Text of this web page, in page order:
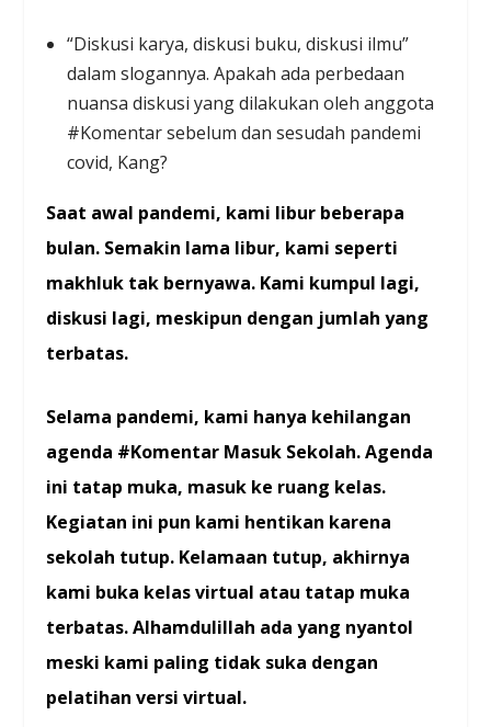
“Diskusi karya, diskusi buku, diskusi ilmu”
dalam slogannya. Apakah ada perbedaan
nuansa diskusi yang dilakukan oleh anggota
#Komentar sebelum dan sesudah pandemi
covid, Kang?
Saat awal pandemi, kami libur beberapa
bulan. Semakin lama libur, kami seperti
makhluk tak bernyawa. Kami kumpul lagi,
diskusi lagi, meskipun dengan jumlah yang
terbatas.
Selama pandemi, kami hanya kehilangan
agenda #Komentar Masuk Sekolah. Agenda
ini tatap muka, masuk ke ruang kelas.
Kegiatan ini pun kami hentikan karena
sekolah tutup. Kelamaan tutup, akhirnya
kami buka kelas virtual atau tatap muka
terbatas. Alhamdulillah ada yang nyantol
meski kami paling tidak suka dengan
pelatihan versi virtual.